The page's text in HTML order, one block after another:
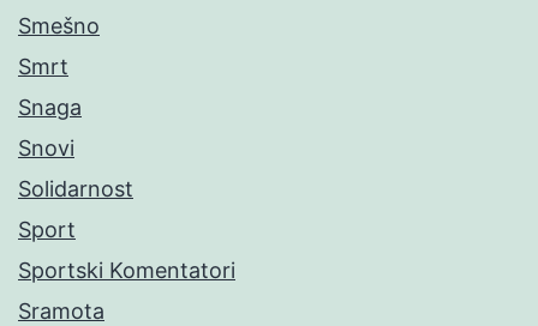
Smešno
Smrt
Snaga
Snovi
Solidarnost
Sport
Sportski Komentatori
Sramota